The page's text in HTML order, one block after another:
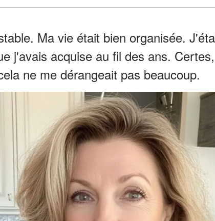
Ma vie était bien organisée.
j'avais acquise au fil des ans.
ne me dérangeait pas beaucoup.